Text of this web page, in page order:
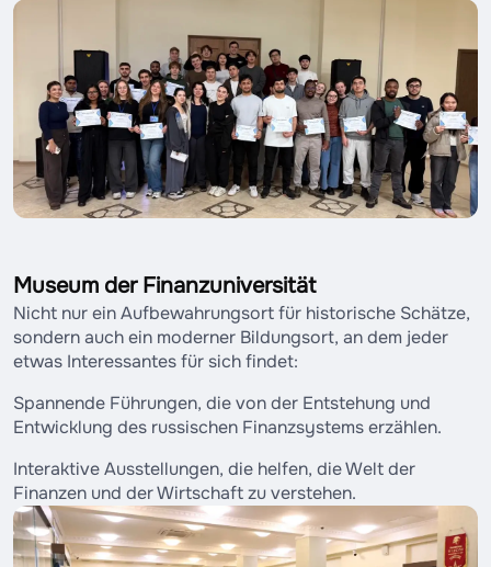
Museum der Finanzuniversität
Nicht nur ein Aufbewahrungsort für historische Schätze,
sondern auch ein moderner Bildungsort, an dem jeder
etwas Interessantes für sich findet:
Spannende Führungen, die von der Entstehung und
Entwicklung des russischen Finanzsystems erzählen.
Interaktive Ausstellungen, die helfen, die Welt der
Finanzen und der Wirtschaft zu verstehen.